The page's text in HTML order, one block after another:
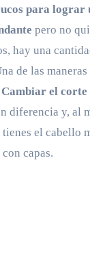
para lograr
pero no
hay una
de las maneras
Cambiar el corte
diferencia y, al
el cabello
capas.